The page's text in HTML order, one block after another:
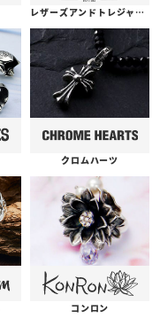
レザーズアンドトレジャーズ
クロムハーツ
コンロン